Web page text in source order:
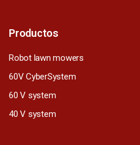
Productos
Robot lawn mowers
60V CyberSystem
60 V system
40 V system